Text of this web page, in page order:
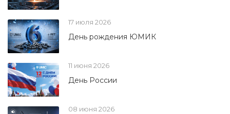
17 июля 2026
День рождения ЮМИК
11 июня 2026
День России
08 июня 2026